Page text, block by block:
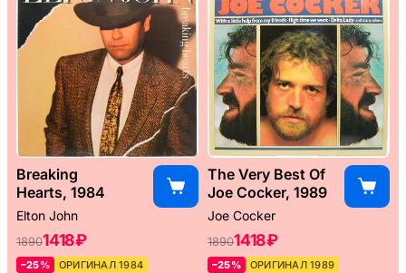
Breaking
Hearts, 1984
Elton John
18901418 ₽
–25% ОРИГИНАЛ 1984
The Very Best Of
Joe Cocker, 1989
Joe Cocker
18901418 ₽
–25%
ОРИГИНАЛ 1989